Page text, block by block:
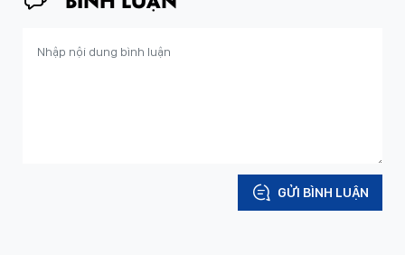
GỬI BÌNH LUẬN